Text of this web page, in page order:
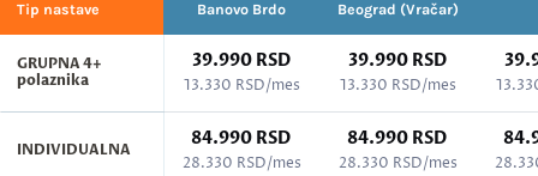
Tip nastave Banovo Brdo Beograd (Vračar)
GRUPNA 4+
polaznika
39.990 RSD
13.330 RSD/mes
39.990 RSD
13.330 RSD/mes
INDIVIDUALNA
84.990 RSD
28.330 RSD/mes
84.990 RSD
28.330 RSD/mes